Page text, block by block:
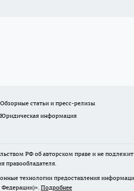
Обзорные статьи и пресс-релизы
Юридическая информация
РФ об авторском праве и не
правообладателя.
технологии предоставления
Федерации)».Подробнее